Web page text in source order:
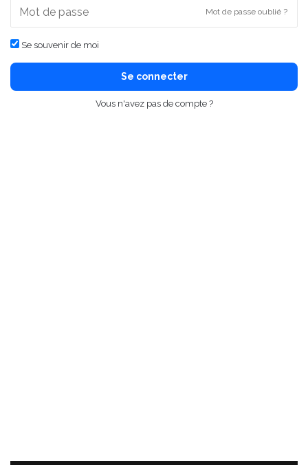
Mot de passe oublié ?
Se souvenir de moi
Se connecter
Vous n'avez pas de compte ?